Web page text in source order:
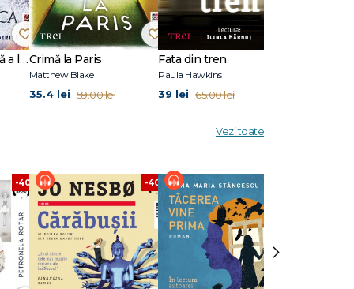
este
Ultima după-amiază a lui SenecaCrimă la Paris
Matthew Blake
35.4 lei 59.00 lei
Fata din tren
Paula Hawkins
39 lei 65.00 lei
Vezi toate
-40% -40%
›